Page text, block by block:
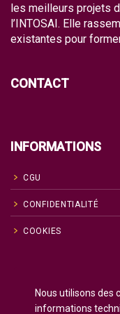
les meilleurs projets
l’INTOSAI. Elle
existantes pour
CONTACT
INFORMATIONS
CGU
CONFIDENTIALITÉ
COOKIES
Русский
( Russe
Nous utilisons des
informations